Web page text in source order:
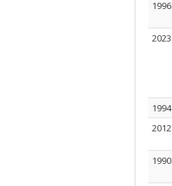
1996
2023
1994
2012
1990